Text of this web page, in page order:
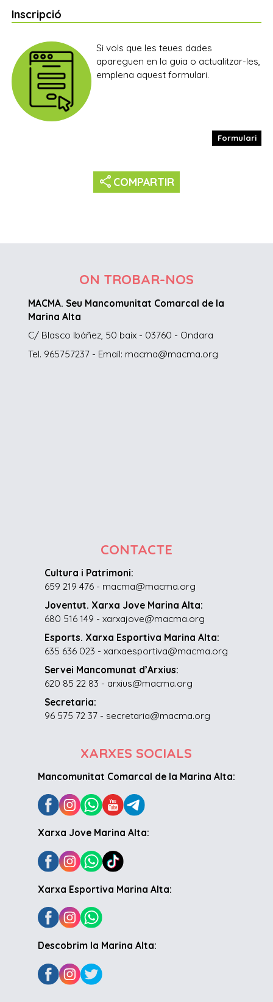
Inscripció
Si vols que les teues dades
apareguen en la guia o actualitzar-les,
emplena aquest formulari.
Formulari
share COMPARTIR
ON TROBAR-NOS
MACMA. Seu Mancomunitat Comarcal de la
Marina Alta
C/ Blasco Ibáñez, 50 baix - 03760 - Ondara
Tel. 965757237 - Email: macma@macma.org
CONTACTE
Cultura i Patrimoni:
659 219 476 - macma@macma.org
Joventut. Xarxa Jove Marina Alta:
680 516 149 - xarxajove@macma.org
Esports. Xarxa Esportiva Marina Alta:
635 636 023 - xarxaesportiva@macma.org
Servei Mancomunat d’Arxius:
620 85 22 83 - arxius@macma.org
Secretaria:
96 575 72 37 - secretaria@macma.org
XARXES SOCIALS
Mancomunitat Comarcal de la Marina Alta:
Xarxa Jove Marina Alta:
Xarxa Esportiva Marina Alta:
Descobrim la Marina Alta: